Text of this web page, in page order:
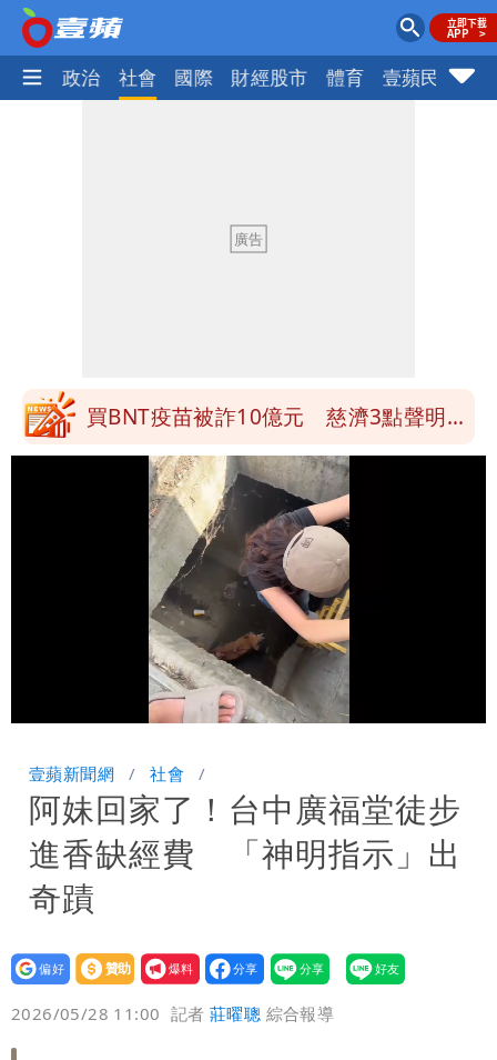
生活 政治 社會 國際 財經股市 體育 壹蘋民調
當年缺疫苗缺快篩缺口罩 王鴻薇：陳時
很多謹慎判斷當時未被理解
買BNT疫苗被詐10億元 慈濟3點聲明：
不排除民事訴訟求償
「陳時中怎麼有臉發文」 李明璇：讓詐
團有機會詐騙慈濟的就是民進黨
營建署前處長收廠商百萬賄款 終判3年
8月將入監
當年缺疫苗缺快篩缺口罩 王鴻薇：陳時
中哪來勇氣要別人道歉
Loaded:
88.70%
壹蘋新聞網 社會
阿妹回家了！台中廣福堂徒步
進香缺經費 「神明指示」出
奇蹟
設為
贊助
我要
爆料
2026/05/28 11:00 記者莊曜聰 綜合報導